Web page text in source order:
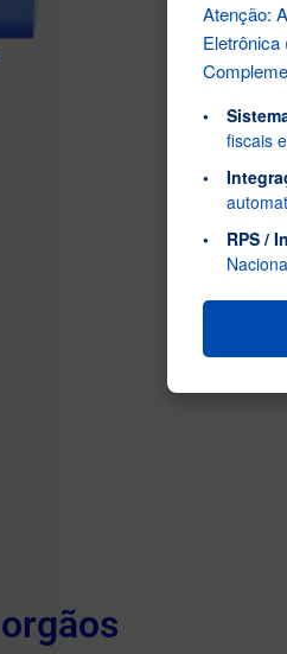
Atenção:
fiscais
RPS /